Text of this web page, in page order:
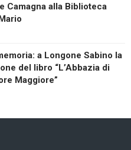
Camagna alla Biblioteca
a Longone Sabino la
del libro “L’Abbazia di
Maggiore”